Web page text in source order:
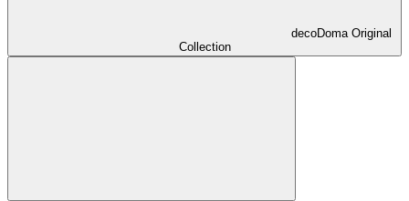
decoDoma Original
Collection